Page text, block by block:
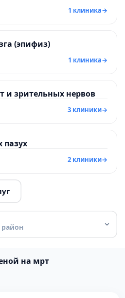
1 клиника→
(эпифиз)
1 клиника→
и зрительных нервов
3 клиники→
пазух
2 клиники→
на мрт